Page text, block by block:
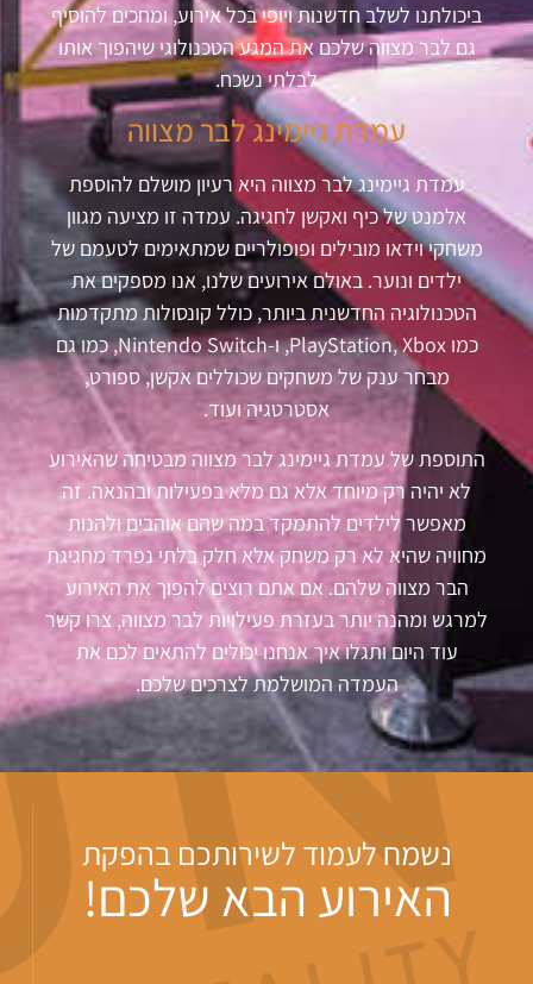
ביכולתנו לשלב חדשנות ויופי בכל אירוע, ומחכים להוסיף
גם לבר מצווה שלכם את המגע הטכנולוגי שיהפוך אותו
לבלתי נשכח.
עמדת גיימינג לבר מצווה
עמדת גיימינג לבר מצווה היא רעיון מושלם להוספת
אלמנט של כיף ואקשן לחגיגה. עמדה זו מציעה מגוון
משחקי וידאו מובילים ופופולריים שמתאימים לטעמם של
ילדים ונוער. באולם אירועים שלנו, אנו מספקים את
הטכנולוגיה החדשנית ביותר, כולל קונסולות מתקדמות
כמוPlayStation, Xbox, ו-Nintendo Switch, כמו גם
מבחר ענק של משחקים שכוללים אקשן, ספורט,
אסטרטגיה ועוד.
התוספת של עמדת גיימינג לבר מצווה מבטיחה שהאירוע
לא יהיה רק מיוחד אלא גם מלא בפעילות ובהנאה. זה
מאפשר לילדים להתמקד במה שהם אוהבים ולהנות
מחוויה שהיא לא רק משחק אלא חלק בלתי נפרד מחגיגת
הבר מצווה שלהם. אם אתם רוצים להפוך את האירוע
למרגש ומהנה יותר בעזרת פעילויות לבר מצווה, צרו קשר
עוד היום ותגלו איך אנחנו יכולים להתאים לכם את
העמדה המושלמת לצרכים שלכם.
נשמח לעמוד לשירותכם בהפקת
האירוע הבא שלכם!